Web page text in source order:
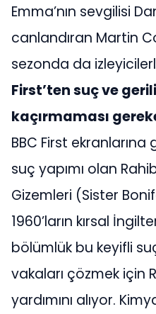
Emma’nın sevgilisi
canlandıran Martin
sezonda da
First’ten suç ve
kaçırmaması
BBC First
suç yapımı olan
Gizemleri (Sister
1960’ların kırsal
bölümlük bu keyifli
vakaları çözmek için
yardımını alıyor.